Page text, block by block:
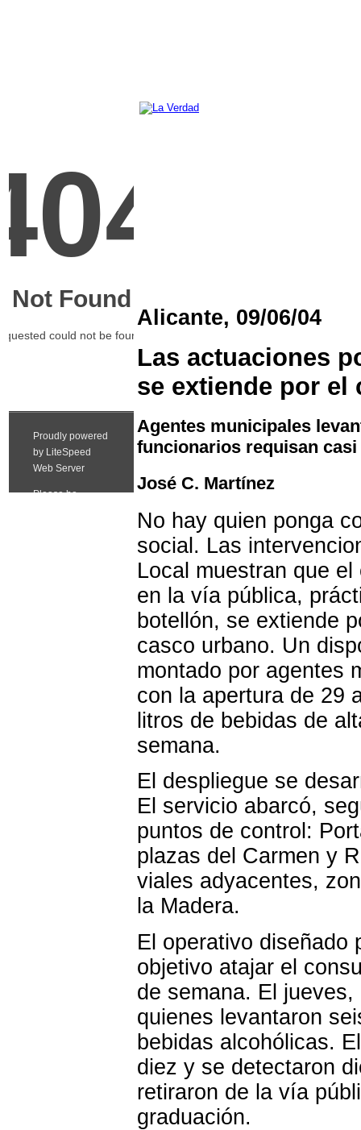
Alicante, 09/06/04
Las actuaciones
se extiende por el
Agentes municipales
funcionarios requisan
José C. Martínez
No hay quien ponga
social. Las
Local muestran que
en la vía pública,
botellón, se extiende
casco urbano. Un
montado por agentes
con la apertura de 29
litros de bebidas de
semana.
El despliegue se
El servicio abarcó,
puntos de control:
plazas del Carmen y
viales adyacentes,
la Madera.
El operativo diseñado
objetivo atajar el
de semana. El
quienes levantaron
bebidas alcohólicas.
diez y se detectaron
retiraron de la vía
graduación.